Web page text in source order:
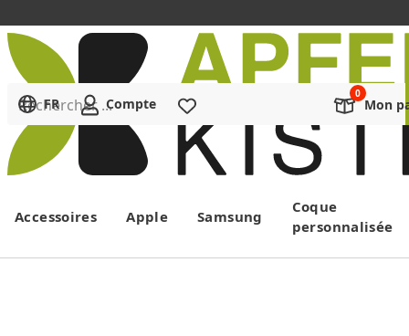
Menu
Rechercher ...
FR Compte Mon
Accessoires Apple Samsung
Coque
personnalisée